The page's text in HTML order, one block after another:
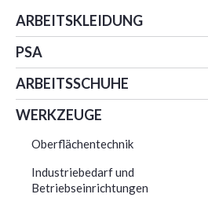
ARBEITSKLEIDUNG
PSA
ARBEITSSCHUHE
WERKZEUGE
Oberflächentechnik
Industriebedarf und
Betriebseinrichtungen